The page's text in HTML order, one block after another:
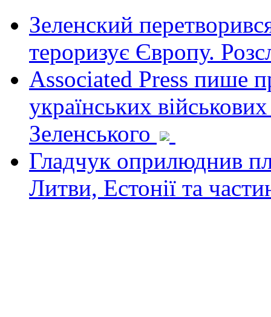
Зеленский
тероризує Європу.
Associated Press пише
українських
Зеленського
Гладчук оприлюднив
Литви, Естонії та